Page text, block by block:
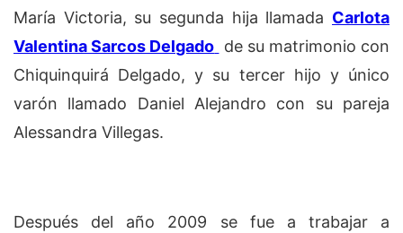
María Victoria, su segunda hija llamada Carlota
Valentina Sarcos Delgado de su matrimonio con
Chiquinquirá Delgado, y su tercer hijo y único
varón llamado Daniel Alejandro con su pareja
Alessandra Villegas.
Después del año 2009 se fue a trabajar a